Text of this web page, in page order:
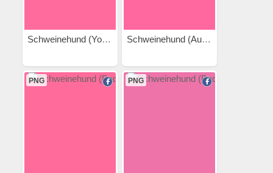
Schweinehund (Yoga) Schweinehund (Auf allen...
PNG PNG